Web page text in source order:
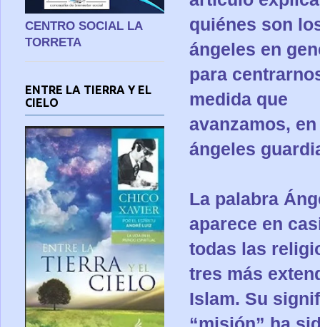
quiénes son
ángeles en
para
medida que
avanzamos,
ángeles
La palabra
aparece en
todas las
tres más
Islam. Su
CENTRO SOCIAL LA
TORRETA
ENTRE LA TIERRA Y EL
CIELO